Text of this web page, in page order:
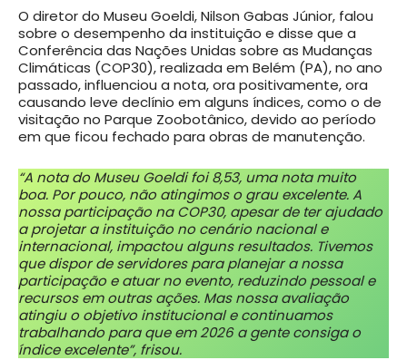
O diretor do Museu Goeldi, Nilson Gabas Júnior, falou
sobre o desempenho da instituição e disse que a
Conferência das Nações Unidas sobre as Mudanças
Climáticas (COP30), realizada em Belém (PA), no ano
passado, influenciou a nota, ora positivamente, ora
causando leve declínio em alguns índices, como o de
visitação no Parque Zoobotânico, devido ao período
em que ficou fechado para obras de manutenção.
“A nota do Museu Goeldi foi 8,53, uma nota muito
boa. Por pouco, não atingimos o grau excelente. A
nossa participação na COP30, apesar de ter ajudado
a projetar a instituição no cenário nacional e
internacional, impactou alguns resultados. Tivemos
que dispor de servidores para planejar a nossa
participação e atuar no evento, reduzindo pessoal e
recursos em outras ações. Mas nossa avaliação
atingiu o objetivo institucional e continuamos
trabalhando para que em 2026 a gente consiga o
índice excelente”, frisou.